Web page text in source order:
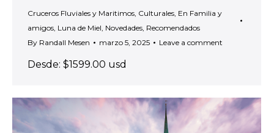
Cruceros Fluviales y Maritimos Culturales En Familia y
amigos Luna de Miel Novedades Recomendados
By Randall Mesen marzo 5, 2025 Leave a comment
Desde: $1599.00 usd